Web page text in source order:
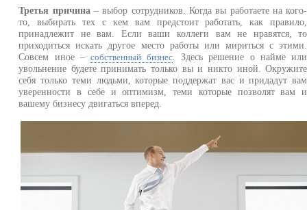
Третья причина – выбор сотрудников. Когда вы работаете на кого-
то, выбирать тех с кем вам предстоит работать, как правило,
принадлежит не вам. Если ваши коллеги вам не нравятся, то
приходиться искать другое место работы или мириться с этими.
Совсем иное –собственный бизнес. Здесь решение о найме или
увольнение будете принимать только вы и никто иной. Окружите
себя только теми людьми, которые поддержат вас и придадут вам
уверенности в себе и оптимизм, теми которые позволят вам и
вашему бизнесу двигаться вперед.